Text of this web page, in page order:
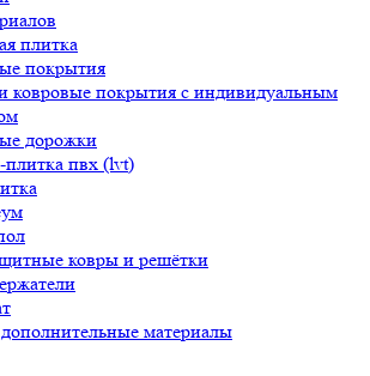
плитка
покрытия
ковровые покрытия с индивидуальным
дорожки
пвх (lvt)
ковры и решётки
материалы